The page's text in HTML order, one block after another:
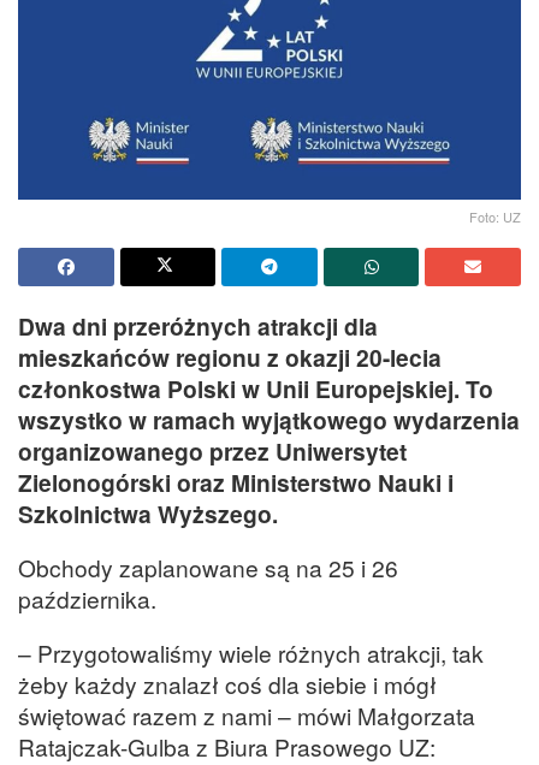
Foto: UZ
Dwa dni przeróżnych atrakcji dla
mieszkańców regionu z okazji 20-lecia
członkostwa Polski w Unii Europejskiej. To
wszystko w ramach wyjątkowego wydarzenia
organizowanego przez Uniwersytet
Zielonogórski oraz Ministerstwo Nauki i
Szkolnictwa Wyższego.
Obchody zaplanowane są na 25 i 26
października.
– Przygotowaliśmy wiele różnych atrakcji, tak
żeby każdy znalazł coś dla siebie i mógł
świętować razem z nami – mówi Małgorzata
Ratajczak-Gulba z Biura Prasowego UZ: